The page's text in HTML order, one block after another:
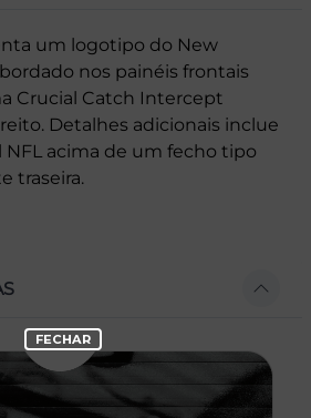
um logotipo do New
nos painéis frontais
Crucial Catch Intercept
Detalhes adicionais inclue
acima de um fecho tipo
traseira.
à esquerda